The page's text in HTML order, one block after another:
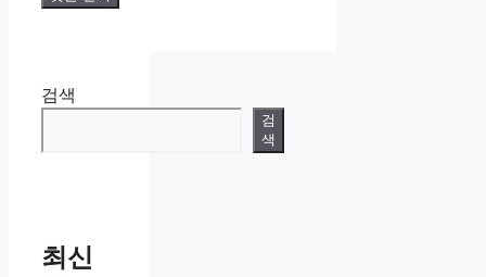
검색
검
색
최신